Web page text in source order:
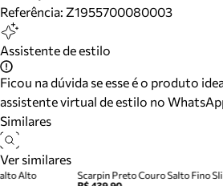
Referência: Z1955700080003
Assistente de estilo
Ficou na dúvida se esse é o produto
assistente virtual de estilo no
Similares
Ver similares
Scarpin Preto Couro Salto Fino
Alto